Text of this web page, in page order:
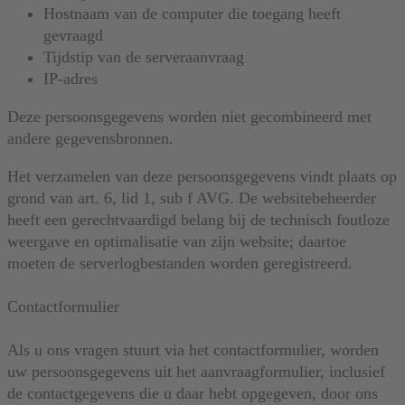
Hostnaam van de computer die toegang heeft
gevraagd
Tijdstip van de serveraanvraag
IP-adres
Deze persoonsgegevens worden niet gecombineerd met
andere gegevensbronnen.
Het verzamelen van deze persoonsgegevens vindt plaats op
grond van art. 6, lid 1, sub f AVG. De websitebeheerder
heeft een gerechtvaardigd belang bij de technisch foutloze
weergave en optimalisatie van zijn website; daartoe
moeten de serverlogbestanden worden geregistreerd.
Contactformulier
Als u ons vragen stuurt via het contactformulier, worden
uw persoonsgegevens uit het aanvraagformulier, inclusief
de contactgegevens die u daar hebt opgegeven, door ons